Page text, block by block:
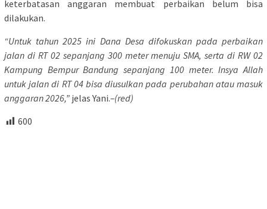
keterbatasan anggaran membuat perbaikan belum bisa
dilakukan.
“Untuk tahun 2025 ini Dana Desa difokuskan pada perbaikan
jalan di RT 02 sepanjang 300 meter menuju SMA, serta di RW 02
Kampung Bempur Bandung sepanjang 100 meter. Insya Allah
untuk jalan di RT 04 bisa diusulkan pada perubahan atau masuk
anggaran 2026,” jelas Yani.–(red)
600